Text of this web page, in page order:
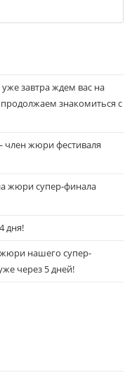
завтра ждем вас на
знакомиться с
жюри фестиваля
жюри супер-финала
дня!
нашего супер-
через 5 дней!